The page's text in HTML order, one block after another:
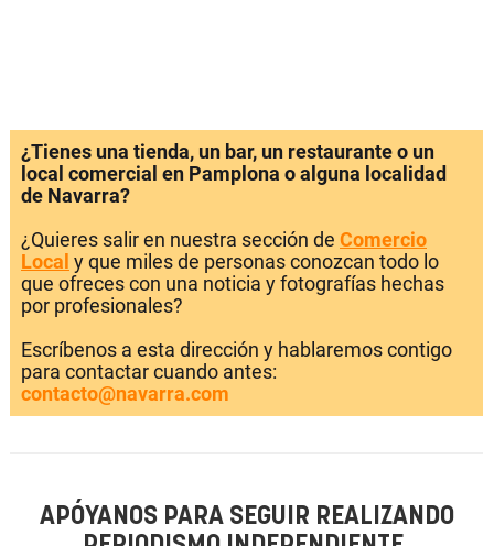
¿Tienes una tienda, un bar, un restaurante o un
local comercial en Pamplona o alguna localidad
de Navarra?
¿Quieres salir en nuestra sección de Comercio
Local y que miles de personas conozcan todo lo
que ofreces con una noticia y fotografías hechas
por profesionales?
Escríbenos a esta dirección y hablaremos contigo
para contactar cuando antes:
contacto@navarra.com
APÓYANOS PARA SEGUIR REALIZANDO